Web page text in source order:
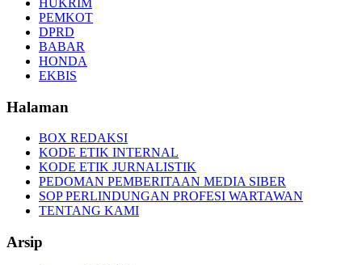
HUKRIM
PEMKOT
DPRD
BABAR
HONDA
EKBIS
Halaman
BOX REDAKSI
KODE ETIK INTERNAL
KODE ETIK JURNALISTIK
PEDOMAN PEMBERITAAN MEDIA SIBER
SOP PERLINDUNGAN PROFESI WARTAWAN
TENTANG KAMI
Arsip